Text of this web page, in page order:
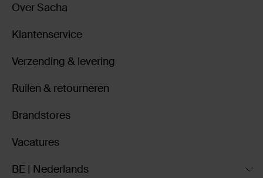
Over Sacha
Klantenservice
Verzending & levering
Ruilen & retourneren
Brandstores
Vacatures
BE | Nederlands